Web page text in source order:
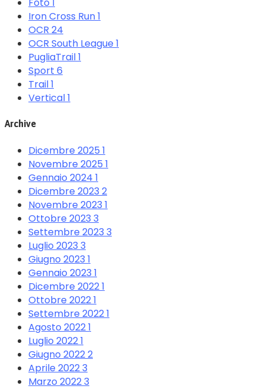
Foto 1
Iron Cross Run1
OCR 24
OCR South League1
PugliaTrail1
Sport 6
Trail1
Vertical1
Archive
Dicembre 2025 1
Novembre 2025 1
Gennaio 2024 1
Dicembre 2023 2
Novembre 2023 1
Ottobre 2023 3
Settembre 2023 3
Luglio 2023 3
Giugno 2023 1
Gennaio 2023 1
Dicembre 20221
Ottobre 20221
Settembre 20221
Agosto 20221
Luglio 20221
Giugno 20222
Aprile 20223
Marzo 20223